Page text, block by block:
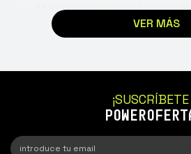
Muy buena Excelente calidad
VER MÁS